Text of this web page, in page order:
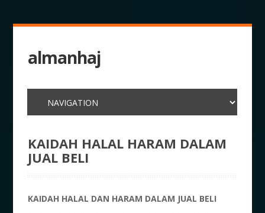
almanhaj
KAIDAH HALAL HARAM DALAM
JUAL BELI
KAIDAH HALAL DAN HARAM DALAM JUAL BELI